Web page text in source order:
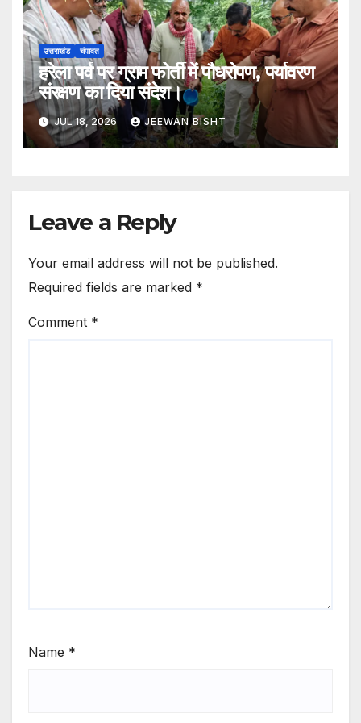
उत्तराखंड चंपावत
हरेला पर्व पर ग्राम फोर्ती में पौधरोपण, पर्यावरण
संरक्षण का दिया संदेश।
JUL 18, 2026 JEEWAN BISHT
Leave a Reply
Your email address will not be published.
Required fields are marked *
Comment *
Name *